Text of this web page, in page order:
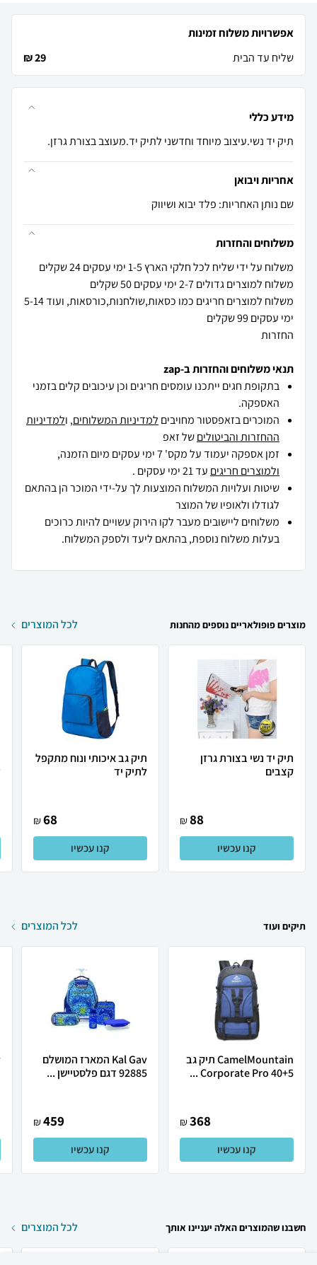
אפשרויות משלוח זמינות
שליח עד הבית
29 ₪
מידע כללי
תיק יד נשי.עיצוב מיוחד וחדשני לתיק יד.מעוצב בצורת גרזן.
אחריות ויבואן
שם נותן האחריות: פלד יבוא ושיווק
משלוחים והחזרות
משלוח למוצרים חריגים כמו כסאות,שולחנות,כורסאות, ועוד 5-14
החזרות
תנאי משלוחים והחזרות ב-zap
בתקופת חגים ייתכנו עומסים חריגים וכן עיכובים קלים בזמני
האספקה.
המוכרים בזאפסטור מחויבים למדיניות המשלוחים, ולמדיניות
ההחזרות והביטוליםשל זאפ
זמן אספקה יעמוד על מקס' 7 ימי עסקים מיום הזמנה,
ולמוצרים חריגים עד 21 ימי עסקים .
שיטות ועלויות המשלוח המוצעות לך על-ידי המוכר הן בהתאם
לגודלו ולאופיו של המוצר
משלוחים ליישובים מעבר לקו הירוק עשויים להיות כרוכים
בעלות משלוח נוספת, בהתאם ליעד ולספק המשלוח.
מוצרים פופולאריים נוספים מהחנות לכל המוצרים
תיק יד נשי בצורת גרזן
קצבים
88
₪
קנו עכשיו
תיק גב איכותי ונוח מתקפל
לתיק יד
68
₪
קנו עכשיו
תיקים ועוד לכל המוצרים
CamelMountain תיק גב
Corporate Pro 40+5 ...
368
₪
קנו עכשיו
Kal Gav המארז המושלם
92885 דגם פלסטיישן ...
459
₪
קנו עכשיו
חשבנו שהמוצרים האלה יעניינו אותך לכל המוצרים